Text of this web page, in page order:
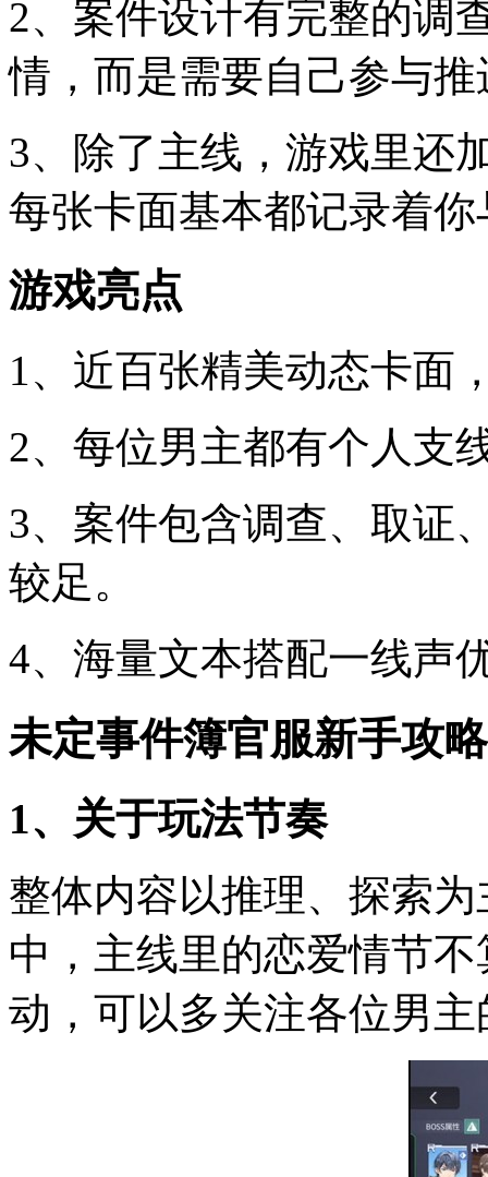
2、案件设计有完整的调
情，而是需要自己参与推
3、除了主线，游戏里还
每张卡面基本都记录着
游戏亮点
1、近百张精美动态卡面
2、每位男主都有个人支
3、案件包含调查、取证
较足。
4、海量文本搭配一线声
未定事件簿官服新手攻略
1、关于玩法节奏
整体内容以推理、探索
中，主线里的恋爱情节
动，可以多关注各位男